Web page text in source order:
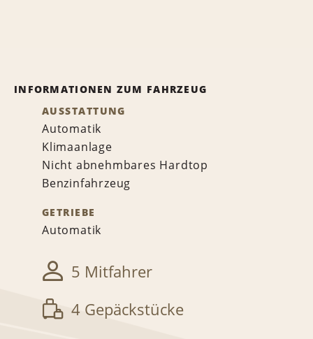
INFORMATIONEN ZUM FAHRZEUG
AUSSTATTUNG
Automatik
Klimaanlage
Nicht abnehmbares Hardtop
Benzinfahrzeug
GETRIEBE
Automatik
5 Mitfahrer
4 Gepäckstücke